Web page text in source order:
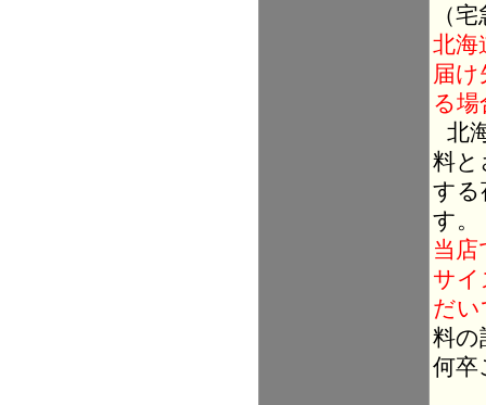
（
北海
届
る
北
料と
する
す。
当
サ
だ
料の
何卒